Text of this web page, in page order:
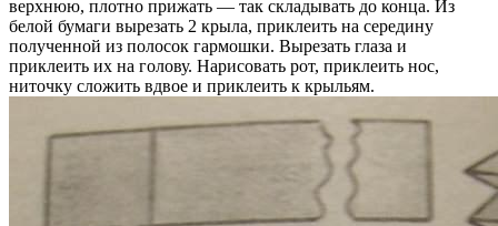
верхнюю, плотно прижать — так складывать до конца. Из
белой бумаги вырезать 2 крыла, приклеить на середину
полученной из полосок гармошки. Вырезать глаза и
приклеить их на голову. Нарисовать рот, приклеить нос,
ниточку сложить вдвое и приклеить к крыльям.